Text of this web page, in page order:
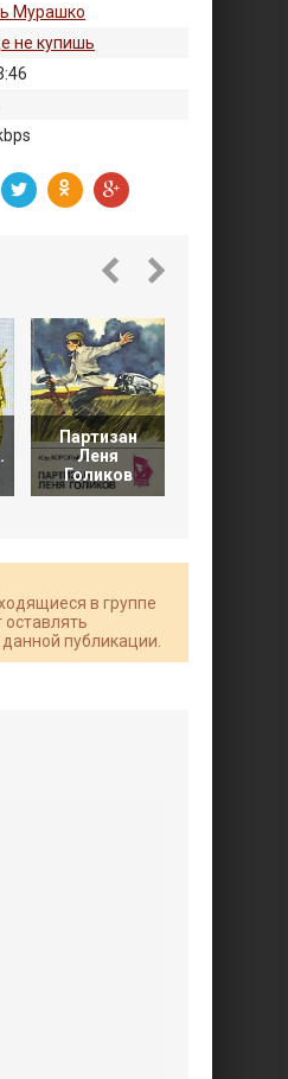
Мурашко
не купишь
Партизан
Леня
Голиков
в группе
оставлять
публикации.